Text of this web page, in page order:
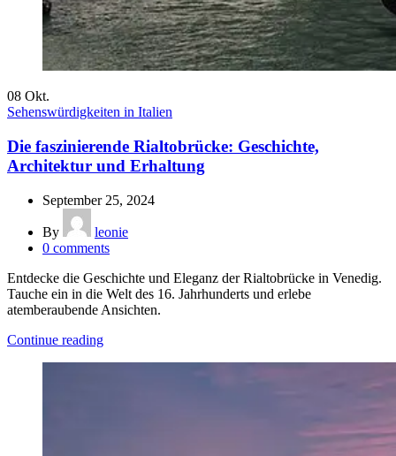
08 Okt.
Sehenswürdigkeiten in Italien
Die faszinierende Rialtobrücke: Geschichte,
Architektur und Erhaltung
September 25, 2024
By
leonie
0 comments
Entdecke die Geschichte und Eleganz der Rialtobrücke in Venedig.
Tauche ein in die Welt des 16. Jahrhunderts und erlebe
atemberaubende Ansichten.
Continue reading